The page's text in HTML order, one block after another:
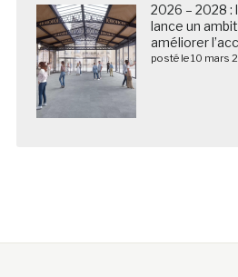
2026 – 2028 :
lance un
améliorer
posté le 10 mars